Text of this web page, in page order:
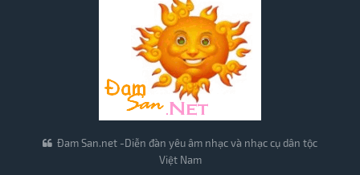
Đam San.net -Diễn đàn yêu âm nhạc và nhạc cụ dân tộc
Việt Nam